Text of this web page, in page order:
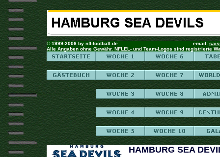
© 1999-2006 by nfl-football.de email:
Alle Angaben ohne Gewähr. NFLEL- und Team-Logos sind registrierte
HAMBURG SEA